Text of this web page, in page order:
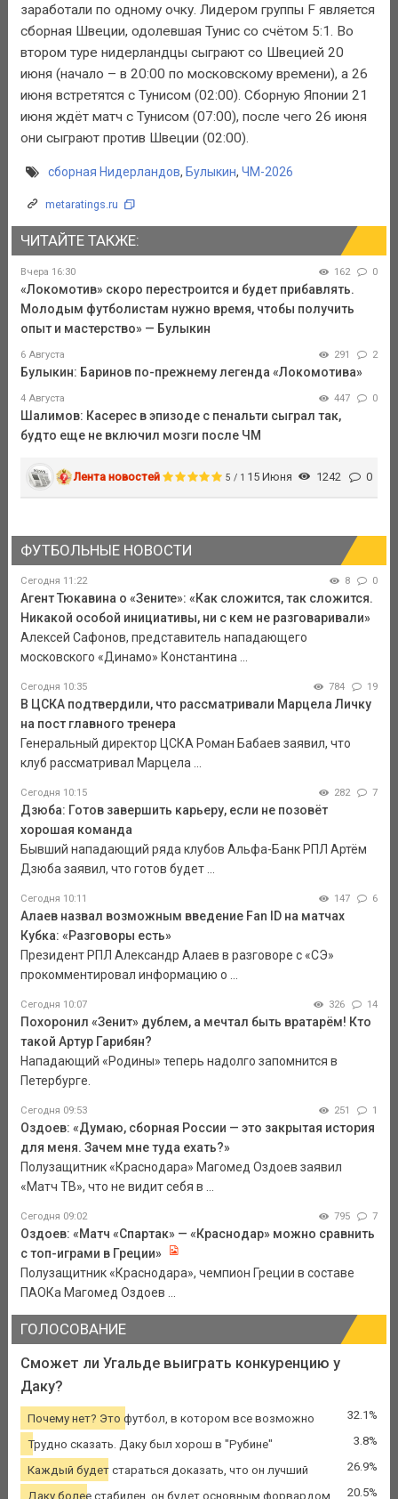
заработали по одному очку. Лидером группы F является
сборная Швеции, одолевшая Тунис со счётом 5:1. Во
втором туре нидерландцы сыграют со Швецией 20
июня (начало – в 20:00 по московскому времени), а 26
июня встретятся с Тунисом (02:00). Сборную Японии 21
июня ждёт матч с Тунисом (07:00), после чего 26 июня
они сыграют против Швеции (02:00).
сборная Нидерландов, Булыкин, ЧМ-2026
metaratings.ru
ЧИТАЙТЕ ТАКЖЕ:
Вчера 16:30 162 0
«Локомотив» скоро перестроится и будет прибавлять.
Молодым футболистам нужно время, чтобы получить
опыт и мастерство» — Булыкин
6 Августа 291 2
Булыкин: Баринов по-прежнему легенда «Локомотива»
4 Августа 447 0
Шалимов: Касерес в эпизоде с пенальти сыграл так,
будто еще не включил мозги после ЧМ
Лента новостей 5 / 1 15 Июня 1242 0
ФУТБОЛЬНЫЕ НОВОСТИ
Сегодня 11:22 8 0
Агент Тюкавина о «Зените»: «Как сложится, так сложится.
Никакой особой инициативы, ни с кем не разговаривали»
Алексей Сафонов, представитель нападающего
московского «Динамо» Константина ...
Сегодня 10:35 784 19
В ЦСКА подтвердили, что рассматривали Марцела Личку
на пост главного тренера
Генеральный директор ЦСКА Роман Бабаев заявил, что
клуб рассматривал Марцела ...
Сегодня 10:15 282 7
Дзюба: Готов завершить карьеру, если не позовёт
хорошая команда
Бывший нападающий ряда клубов Альфа-Банк РПЛ Артём
Дзюба заявил, что готов будет ...
Сегодня 10:11 147 6
Алаев назвал возможным введение Fan ID на матчах
Кубка: «Разговоры есть»
Президент РПЛ Александр Алаев в разговоре с «СЭ»
прокомментировал информацию о ...
Сегодня 10:07 326 14
Похоронил «Зенит» дублем, а мечтал быть вратарём! Кто
такой Артур Гарибян?
Нападающий «Родины» теперь надолго запомнится в
Петербурге.
Сегодня 09:53 251 1
Оздоев: «Думаю, сборная России — это закрытая история
для меня. Зачем мне туда ехать?»
Полузащитник «Краснодара» Магомед Оздоев заявил
«Матч ТВ», что не видит себя в ...
Сегодня 09:02 795 7
Оздоев: «Матч «Спартак» — «Краснодар» можно сравнить
с топ-играми в Греции»
Полузащитник «Краснодара», чемпион Греции в составе
ПАОКа Магомед Оздоев ...
ГОЛОСОВАНИЕ
Сможет ли Угальде выиграть конкуренцию у
Даку?
Почему нет? Это футбол, в котором все возможно 32.1%
Трудно сказать. Даку был хорош в "Рубине" 3.8%
Каждый будет стараться доказать, что он лучший 26.9%
Даку более стабилен, он будет основным форвардом 20.5%